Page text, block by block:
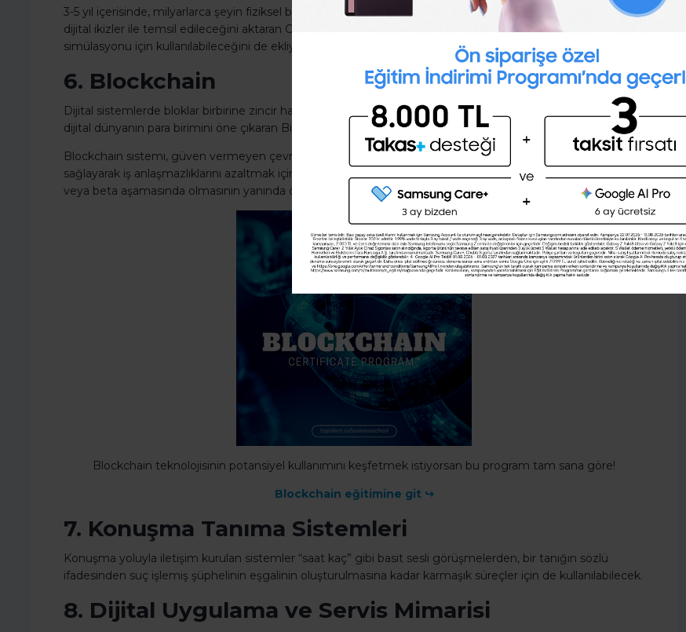
Kişilik testini çözerek gelecekteki
mesleğini öğrenmek ister misin ?
3-5 yıl içerisinde, milyarlarca şeyin fiziksel bir şey ya da sistemin dinamik yazılım modeli olan digital twin yani
dijital ikizler ile temsil edileceğini aktaran Cearley, dijital ikizlerin gerçek dünya koşullarının analizi ve
simülasyonu için kullanılabileceğini de ekliyor.
6. Blockchain
Dijital sistemlerde bloklar birbirine zincir halkası gibi bağlandığı bir sistem düşünün. Blockchain kavramı,
dijital dünyanın para birimini öne çıkaran Bitcoin uygulaması ile yükselen trendler arasında yer alıyor.
Blockchain sistemi, güven vermeyen çevrelerde güvenilirliği sağlamak ve zincirdeki bilgilere şeffaf erişim
sağlayarak iş anlaşmazlıklarını azaltmak için bir model vadediyor. Blok zinciri girişimlerinin çoğunun alfa
veya beta aşamasında olmasının yanında önemli teknoloji zorluklarının bulunduğu da bir gerçek.
Blockchain teknolojisinin potansiyel kullanımını keşfetmek istiyorsan bu program tam sana göre!
Blockchain eğitimine git ↪
7. Konuşma Tanıma Sistemleri
Konuşma yoluyla iletişim kurulan sistemler “saat kaç” gibi basit sesli görüşmelerden, bir tanığın sözlü
ifadesinden suç işlemiş şüphelinin eşgalinin oluşturulmasına kadar karmaşık süreçler için de kullanılabilecek.
8. Dijital Uygulama ve Servis Mimarisi